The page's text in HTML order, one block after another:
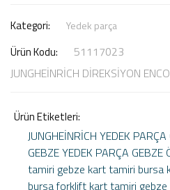
Kategori: Yedek parça
Ürün Kodu:
51117023
JUNGHEİNRİCH DİREKSİYON
Ürün Etiketleri:
JUNGHEİNRİCH YEDEK PARÇA
GEBZE YEDEK PARÇA GEBZE
tamiri gebze kart tamiri bursa
bursa forklift kart tamiri